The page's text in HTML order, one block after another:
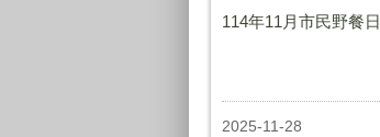
114年11月市民野餐日
2025-11-28